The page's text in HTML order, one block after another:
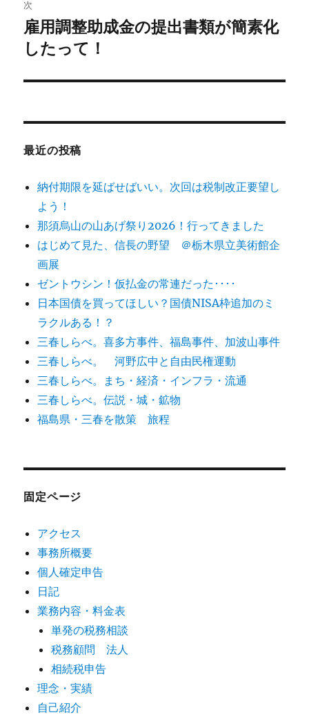
ゲ
ー
シ
ン
次
次
の
稿:
雇用調整助成金の提出書類が簡素化
したって！
最近の投稿
納付期限を延ばせばいい。次回は税制改正要望し
よう！
那須烏山の山あげ祭り2026！行ってきました
はじめて見た、信長の野望 ＠栃木県立美術館企
画展
ゼントウシン！仮払金の常連だった････
日本国債を買ってほしい？国債NISA枠追加のミ
ラクルある！？
三春しらべ。喜多方事件、福島事件、加波山事件
三春しらべ。 河野広中と自由民権運動
三春しらべ。まち・経済・インフラ・流通
三春しらべ。伝説・城・鉱物
福島県・三春を散策 旅程
固定ページ
アクセス
事務所概要
個人確定申告
日記
業務内容・料金表
単発の税務相談
税務顧問 法人
相続税申告
理念・実績
自己紹介